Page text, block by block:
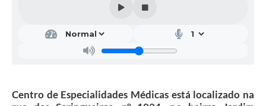
Centro de Especialidades Médicas está localizado na